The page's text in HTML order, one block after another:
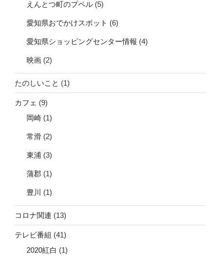
えんとつ町のプペル (5)
愛知県おでかけスポット (6)
愛知県ショッピングセンター情報 (4)
映画 (2)
たのしいこと (1)
カフェ (9)
岡崎 (1)
常滑 (2)
東浦 (3)
蒲郡 (1)
豊川 (1)
コロナ関連 (13)
テレビ番組 (41)
2020紅白 (1)